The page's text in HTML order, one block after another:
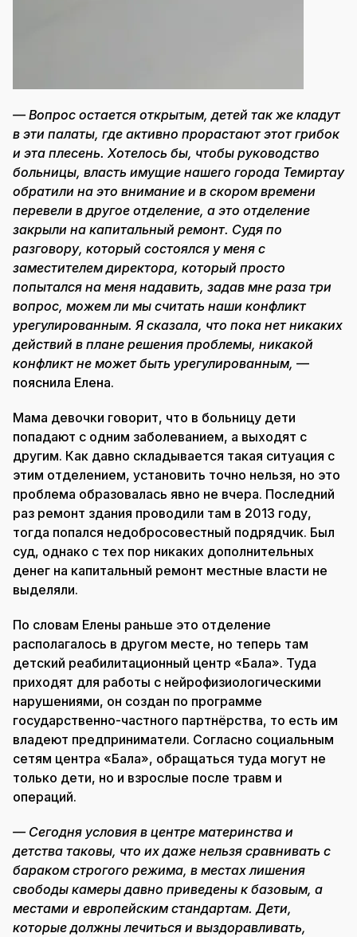
— Вопрос остается открытым, детей так же кладут
в эти палаты, где активно прорастают этот грибок
и эта плесень. Хотелось бы, чтобы руководство
больницы, власть имущие нашего города Темиртау
обратили на это внимание и в скором времени
перевели в другое отделение, а это отделение
закрыли на капитальный ремонт. Судя по
разговору, который состоялся у меня с
заместителем директора, который просто
попытался на меня надавить, задав мне раза три
вопрос, можем ли мы считать наши конфликт
урегулированным. Я сказала, что пока нет никаких
действий в плане решения проблемы, никакой
конфликт не может быть урегулированным, —
пояснила Елена.
Мама девочки говорит, что в больницу дети
попадают с одним заболеванием, а выходят с
другим. Как давно складывается такая ситуация с
этим отделением, установить точно нельзя, но это
проблема образовалась явно не вчера. Последний
раз ремонт здания проводили там в 2013 году,
тогда попался недобросовестный подрядчик. Был
суд, однако с тех пор никаких дополнительных
денег на капитальный ремонт местные власти не
выделяли.
По словам Елены раньше это отделение
располагалось в другом месте, но теперь там
детский реабилитационный центр «Бала». Туда
приходят для работы с нейрофизиологическими
нарушениями, он создан по программе
государственно-частного партнёрства, то есть им
владеют предприниматели. Согласно социальным
сетям центра «Бала», обращаться туда могут не
только дети, но и взрослые после травм и
операций.
— Сегодня условия в центре материнства и
детства таковы, что их даже нельзя сравнивать с
бараком строгого режима, в местах лишения
свободы камеры давно приведены к базовым, а
местами и европейским стандартам. Дети,
которые должны лечиться и выздоравливать,